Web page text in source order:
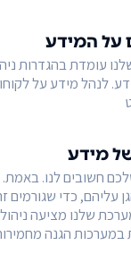
על המידע
עומדת בהגדרות
לנהל מידע על
מידע
חשובים לנו. באמת.
עליהם, כדי שגורמים
שלנו מציעה
במערכות הגנה